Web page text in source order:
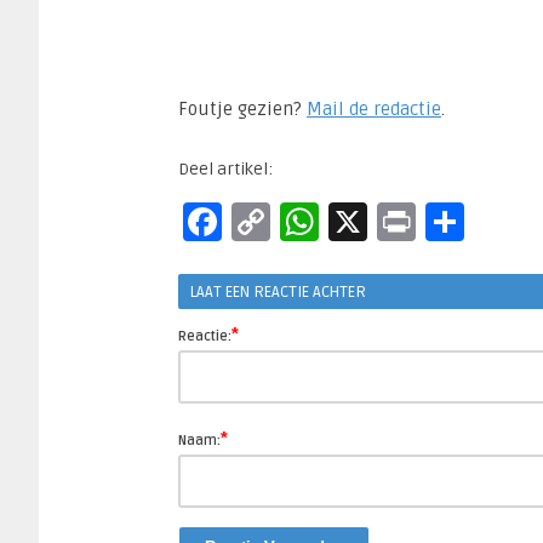
Foutje gezien? Mail de redactie.​
Deel artikel:
Facebook
CopyWhatsApp
X Print
LAAT EEN REACTIE ACHTER
Reactie:*
Naam:*